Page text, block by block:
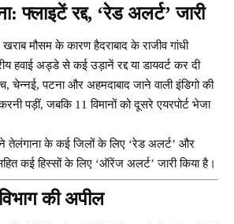
फ्लाइटें रद्द, ‘रेड अलर्ट’ जारी
मौसम के कारण हैदराबाद के राजीव गांधी
हवाई अड्डे से कई उड़ानें रद्द या डायवर्ट कर दी
चेन्नई, पटना और अहमदाबाद जाने वाली इंडिगो की
पड़ीं, जबकि 11 विमानों को दूसरे एयरपोर्ट भेजा
तेलंगाना के कई जिलों के लिए ‘रेड अलर्ट’ और
कई हिस्सों के लिए ‘ऑरेंज अलर्ट’ जारी किया है।
की अपील